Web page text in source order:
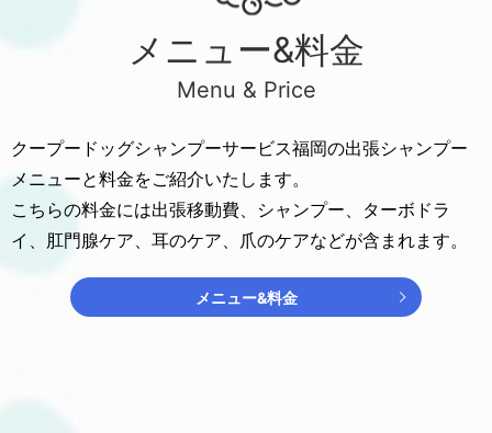
メニュー&料金
Menu & Price
クープードッグシャンプーサービス福岡の出張シャンプー
メニューと料金をご紹介いたします。
こちらの料金には出張移動費、シャンプー、ターボドラ
イ、肛門腺ケア、耳のケア、爪のケアなどが含まれます。
メニュー&料金